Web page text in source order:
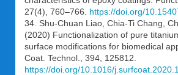
27(4), 760–766. https://doi.org/
34. Shu-Chuan Liao, Chia-Ti Chang,
(2020) Functionalization of pure
surface modifications for biomedical
Coat. Technol., 394, 125812.
https://doi.org/10.1016/